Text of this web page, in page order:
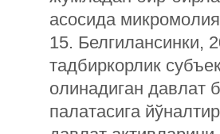
асосида
15. Белгилансинки,
тадбиркорлик
олинадиган давлат
палатасига